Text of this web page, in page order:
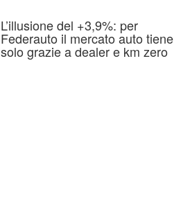
L’illusione del +3,9%: per
Federauto il mercato auto tiene
solo grazie a dealer e km zero